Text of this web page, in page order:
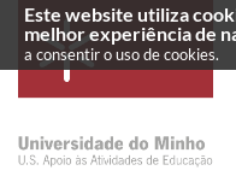
Este website utiliza
melhor experiência de
a consentir o uso de cookies.